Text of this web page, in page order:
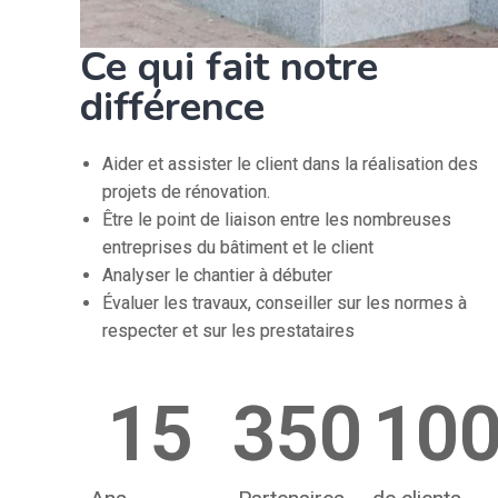
Ce qui fait notre
différence
Aider et assister le client dans la réalisation des
projets de rénovation.
Être le point de liaison entre les nombreuses
entreprises du bâtiment et le client
Analyser le chantier à débuter
Évaluer les travaux, conseiller sur les normes à
respecter et sur les prestataires
15 350